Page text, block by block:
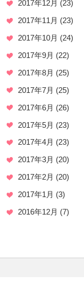
2017年12月 (23)
2017年11月 (23)
2017年10月 (24)
2017年9月 (22)
2017年8月 (25)
2017年7月 (25)
2017年6月 (26)
2017年5月 (23)
2017年4月 (23)
2017年3月 (20)
2017年2月 (20)
2017年1月 (3)
2016年12月 (7)